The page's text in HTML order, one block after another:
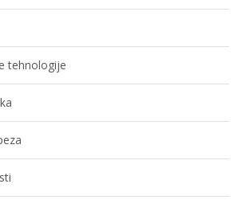
tehnologije